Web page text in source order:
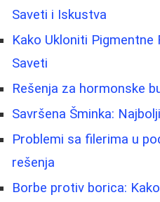
Saveti i Iskustva
Kako Ukloniti Pigmentne
Saveti
Rešenja za hormonske
Savršena Šminka:
Problemi sa filerima u
rešenja
Borbe protiv borica: